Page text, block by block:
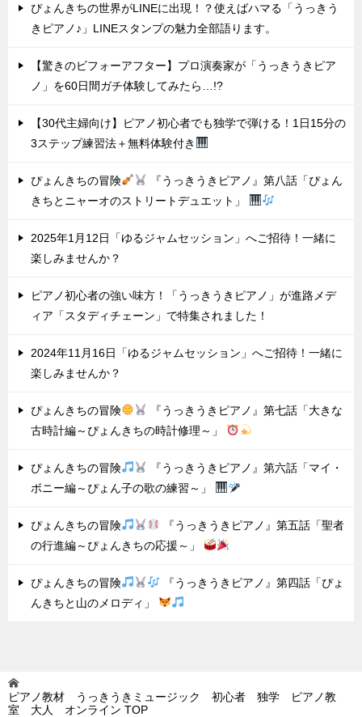
ぴょんきちの世界がLINEに出現！？使えばハマる「うっきう
きピアノ♪」LINEスタンプの魅力全部語ります。
【驚きのビフォーアフター】プロ演奏家が「うっきうきピア
ノ」を60日間ガチ体験してみたら…!?
【30代主婦向け】ピアノ初心者でも独学で弾ける！1日15分の
3ステップ練習法＋無料体験付き
ぴょんきちの冒険
『うっきうきピアノ』第八話「ぴょん
きちとニャーオのストリートデュエット」
2025年1月12日「ゆるジャムセッション」へご招待！一緒に
楽しみませんか？
ピアノ初心者の強い味方！「うっきうきピアノ」が進路メデ
ィア「スタディチェーン」で特集されました！
2024年11月16日「ゆるジャムセッション」へご招待！一緒に
楽しみませんか？
ぴょんきちの冒険
『うっきうきピアノ』第七話「大きな
古時計編～ぴょんきちの時計修理～」
ぴょんきちの冒険
『うっきうきピアノ』第六話「マイ・
ボニー編～ぴょん子の歌の練習～」
ぴょんきちの冒険
『うっきうきピアノ』第五話「聖者
の行進編～ぴょんきちの応援～」
ぴょんきちの冒険
『うっきうきピアノ』第四話「ぴょ
んきちと山のメロディ」
ピアノ教材 うっきうきミュージック 初心者 独学 ピアノ教
室 大人 オンライン TOP